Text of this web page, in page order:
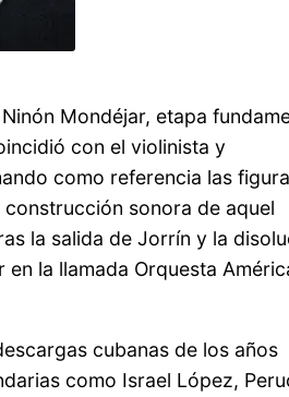
Mondéjar, etapa
con el violinista y
como referencia las
sonora de aquel
la salida de Jorrín y la
la llamada Orquesta
cubanas de los años
como Israel López,